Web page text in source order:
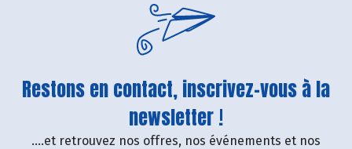
Restons en contact, inscrivez-vous à la
newsletter !
....et retrouvez nos offres, nos événements et nos